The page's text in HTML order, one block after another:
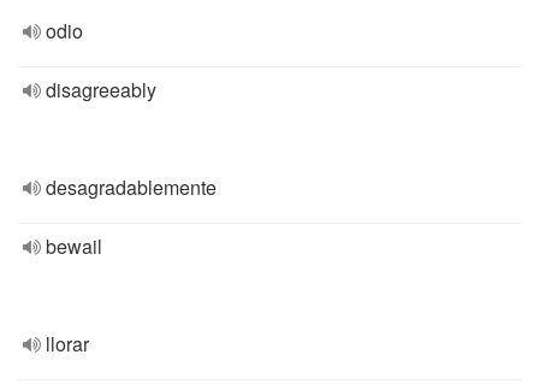
odio
disagreeably
desagradablemente
bewail
llorar